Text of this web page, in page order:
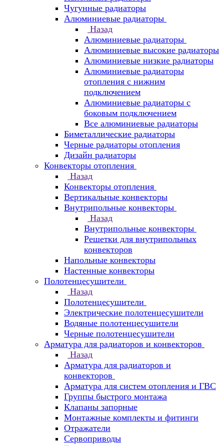
Чугунные радиаторы
Алюминиевые радиаторы
Назад
Алюминиевые радиаторы
Алюминиевые высокие радиаторы
Алюминиевые низкие радиаторы
Алюминиевые радиаторы
отопления с нижним
подключением
Алюминиевые радиаторы с
боковым подключением
Все алюминиевые радиаторы
Биметаллические радиаторы
Черные радиаторы отопления
Дизайн радиаторы
Конвекторы отопления
Назад
Конвекторы отопления
Вертикальные конвекторы
Внутрипольные конвекторы
Назад
Внутрипольные конвекторы
Решетки для внутрипольных
конвекторов
Напольные конвекторы
Настенные конвекторы
Полотенцесушители
Назад
Полотенцесушители
Электрические полотенцесушители
Водяные полотенцесушители
Черные полотенцесушители
Арматура для радиаторов и конвекторов
Назад
Арматура для радиаторов и
конвекторов
Арматура для систем отопления и ГВС
Группы быстрого монтажа
Клапаны запорные
Монтажные комплекты и фитинги
Отражатели
Сервоприводы